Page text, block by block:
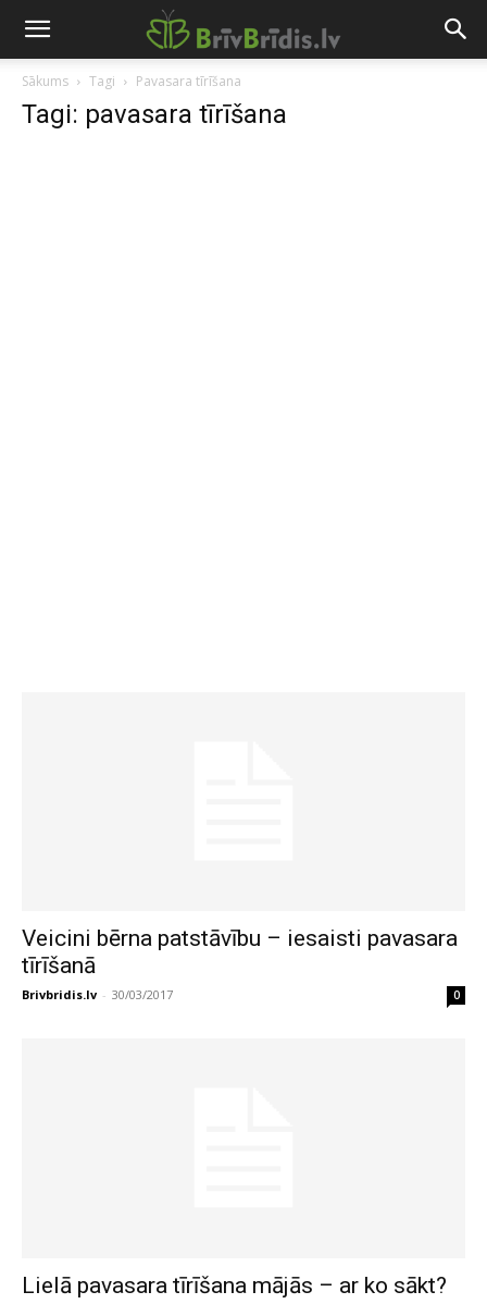
Sākums Tagi Pavasara tīrīšana
Tagi: pavasara tīrīšana
Veicini bērna patstāvību – iesaisti pavasara
tīrīšanā
Brivbridis.lv - 30/03/2017 0
Lielā pavasara tīrīšana mājās – ar ko sākt?